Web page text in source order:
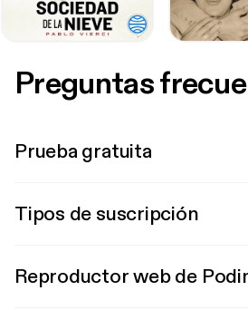
Preguntas
Prueba gratuita
Tipos de suscripción
Reproductor web de